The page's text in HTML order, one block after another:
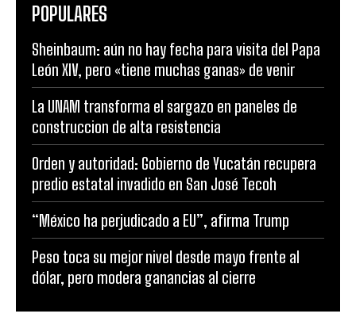
POPULARES
Sheinbaum: aún no hay fecha para visita del Papa
León XIV, pero «tiene muchas ganas» de venir
La UNAM transforma el sargazo en paneles de
construccion de alta resistencia
Orden y autoridad: Gobierno de Yucatán recupera
predio estatal invadido en San José Tecoh
“México ha perjudicado a EU”, afirma Trump
Peso toca su mejor nivel desde mayo frente al
dólar, pero modera ganancias al cierre